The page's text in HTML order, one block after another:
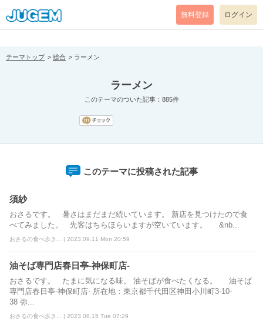
[pear_error: message="Success" code=0 mode=return level=notice
prefix="" info=""]
無料登録 ログイン
テーマトップ 総合 ラーメン
ラーメン
このテーマのついた記事：885件
このテーマに投稿された記事
須紗
おさるです。 暑さはまだまだ続いています。 新店を見つけたので食
べてみました。 先客はちらほらいますが空いています。 &nb...
おさるの食べ歩き... | 2023.09.11 Mon 20:59
油そば専門店春日亭-神保町店-
おさるです。 たまに気になる味。 油そばが食べたくなる。 油そば
専門店春日亭-神保町店- 所在地：東京都千代田区神田小川町3-10-
38 弥...
おさるの食べ歩き... | 2023.08.15 Tue 07:29